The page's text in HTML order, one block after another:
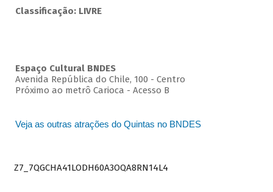
Classificação: LIVRE
Espaço Cultural BNDES
Avenida República do Chile, 100 - Centro
Próximo ao metrô Carioca - Acesso B
Veja as outras atrações do Quintas no BNDES
Z7_7QGCHA41LODH60A3OQA8RN14L4